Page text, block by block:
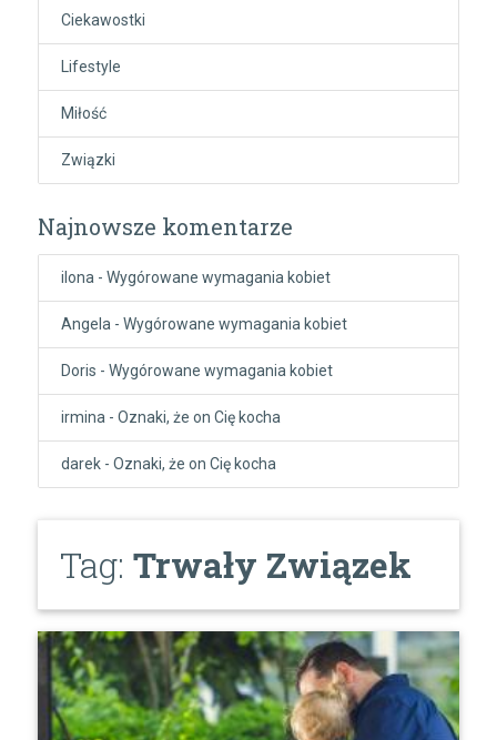
Ciekawostki
Lifestyle
Miłość
Związki
Najnowsze komentarze
ilona - Wygórowane wymagania kobiet
Angela - Wygórowane wymagania kobiet
Doris - Wygórowane wymagania kobiet
irmina - Oznaki, że on Cię kocha
darek- Oznaki, że on Cię kocha
Tag: Trwały Związek